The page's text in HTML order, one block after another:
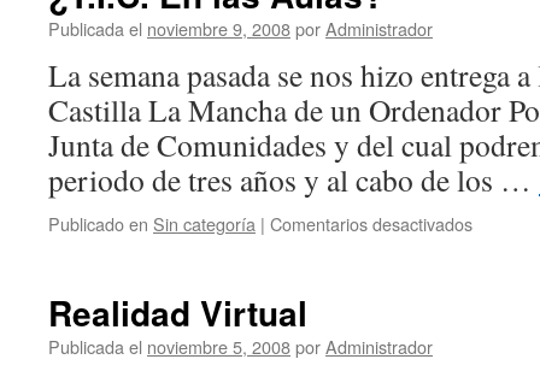
Publicada el noviembre 9, 2008porAdministrador
La semana pasada se nos hizo entrega
Castilla La Mancha de un Ordenador
Junta de Comunidades y del cual
periodo de tres años y al cabo de los …
Publicado en Sin categoría | Comentarios desactivadosen
Realidad Virtual
Publicada el noviembre 5, 2008porAdministrador